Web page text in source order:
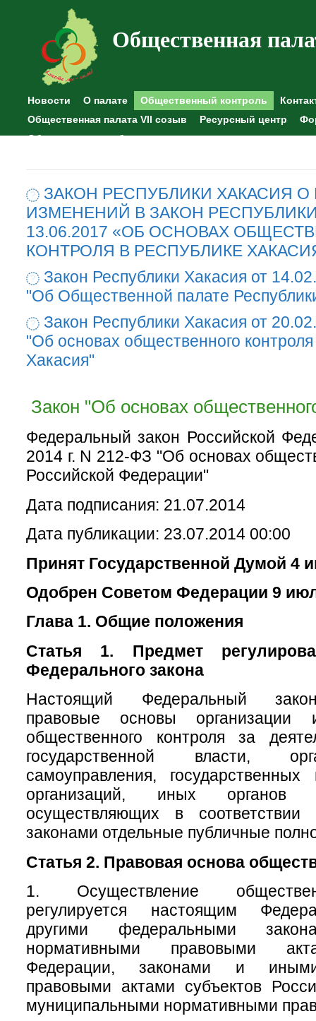
Общественная
Новости О палате Общественный контроль
Общественная палата VII созыв
Ресурсный центр
Общественные наблюдения
ЗАКОН РЕСПУБЛИКИ ХАКАСИЯ
ИЗМЕНЕНИЙ В ЗАКОН
13.06.2017 «ОБ ОСНОВАХ
КОНТРОЛЯ В РЕСПУБЛИКЕ
Закон Республики Хакасия от
"Об Общественной палате
Закон Республики Хакасия от
"Об основах общественного
Хакасия"
Закон "Об основах
Федеральный закон Российской
2014 г. N 212-ФЗ "Об основах
Российской Федерации"
Дата подписания: 21.07.2014
Дата публикации: 23.07.2014 00:00
Принят Государственной Думой 4
Одобрен Советом Федерации 9
Глава 1. Общие положения
Статья 1. Предмет
Федерального закона
Настоящий Федеральный
правовые основы организации
общественного контроля за
государственной власти,
самоуправления,
организаций, иных органов
осуществляющих в
законами отдельные публичные
Статья 2. Правовая основа
1. Осуществление
регулируется настоящим
другими федеральными
нормативными правовыми
Федерации, законами и
правовыми актами субъектов
муниципальными нормативными